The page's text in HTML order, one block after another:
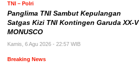
TNI – Polri
Panglima TNI Sambut Kepulangan
Satgas Kizi TNI Kontingen Garuda XX-V
MONUSCO
Kamis, 6 Agu 2026 - 22:57 WIB
Breaking News